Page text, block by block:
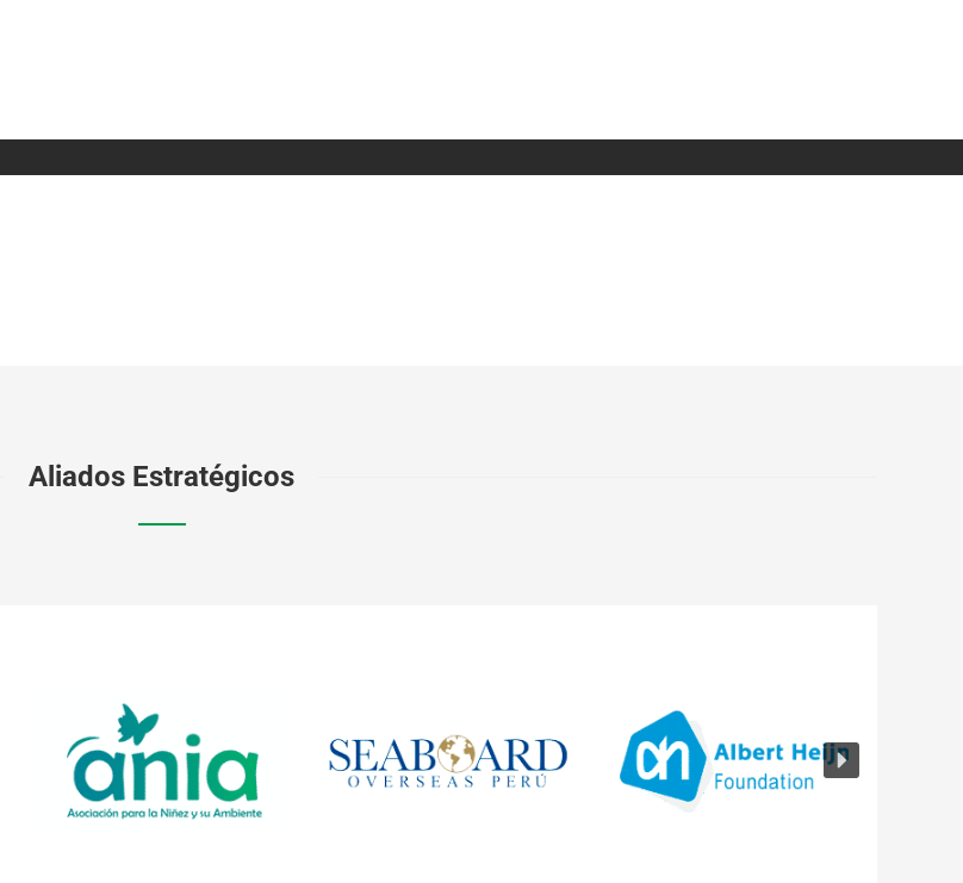
Aliados Estratégicos